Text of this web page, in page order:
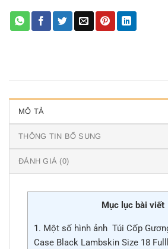
MÔ TẢ
THÔNG TIN BỔ SUNG
ĐÁNH GIÁ (0)
Mục lục bài viết
1. Một số hình ảnh Túi Cốp
Case Black Lambskin Size 18